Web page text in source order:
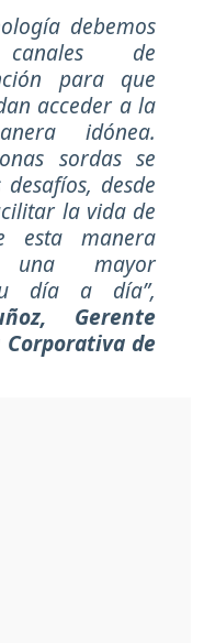
debemos
de
para que
acceder a la
idónea.
sordas se
desde
la vida de
esta manera
una mayor
día a día”,
Gerente
de